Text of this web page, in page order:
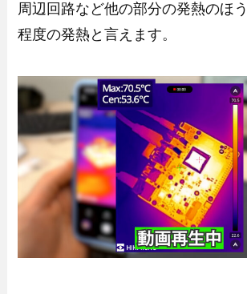
周辺回路など他の部分の発熱のほ
程度の発熱と言えます。